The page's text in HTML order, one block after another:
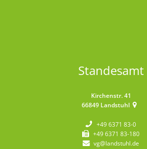
Standesamt
Kirchenstr. 41
66849 Landstuhl
+49 6371 83-0
+49 6371 83-180
vg@landstuhl.de